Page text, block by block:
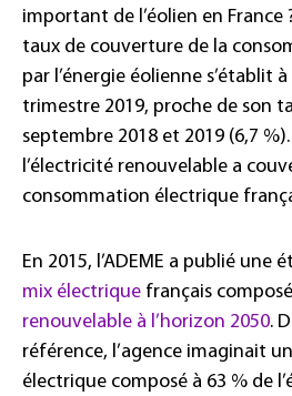
important de l’éolien en France
taux de couverture de la
par l’énergie éolienne s’établit
trimestre 2019, proche de son
septembre 2018 et 2019 (6,7
l’électricité renouvelable a
consommation électrique
En 2015, l’ADEME a publié une
mix électrique français
renouvelable à l’horizon 2050.
référence, l’agence imaginait
électrique composé à 63 % de